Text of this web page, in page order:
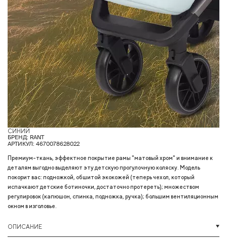
СИНИЙ
БРЕНД: RANT
АРТИКУЛ: 4670078628022
Премиум-ткань, эффектное покрытие рамы "матовый хром" и внимание к
деталям выгодно выделяют эту детскую прогулочную коляску. Модель
покорит вас: подножкой, обшитой экокожей (теперь чехол, который
испачкают детские ботиночки, достаточно протереть); множеством
регулировок (капюшон, спинка, подножка, ручка); большим вентиляционным
окном в изголовье.
ОПИСАНИЕ